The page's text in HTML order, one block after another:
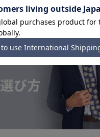
サービスを選択できない場